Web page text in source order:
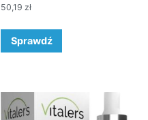
50,19zł
Sprawdź